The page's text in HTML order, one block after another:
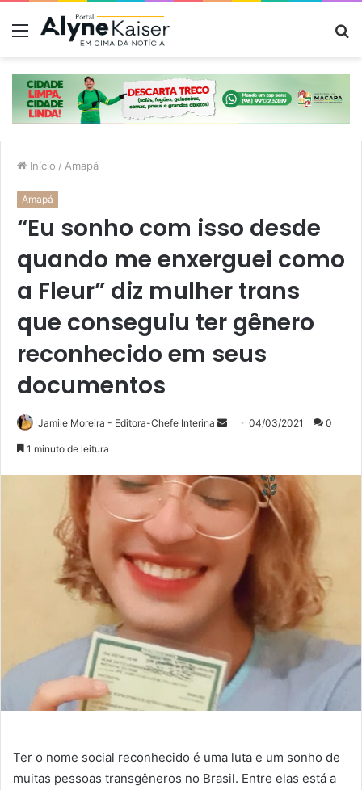
Menu
Início / Amapá
Amapá
“Eu sonho com isso desde
quando me enxerguei como
a Fleur” diz mulher trans
que conseguiu ter gênero
reconhecido em seus
documentos
Jamile Moreira - Editora-Chefe Interina
Mande
mail
04/03/2021 0
1 minuto de leitura
Ter o nome social reconhecido é uma luta e um sonho de
muitas pessoas transgêneros no Brasil. Entre elas está a